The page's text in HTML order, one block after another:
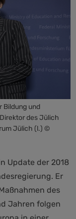
Bildung und
des Jülich
Jülich (l.) ©
Update der 2018
Er
des
Jahren folgen